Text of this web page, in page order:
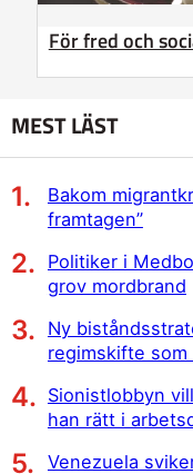
För fred och
MEST LÄST
Bakom
framtagen”
Politiker i
grov mordbrand
Ny
regimskifte som
Sionistlobbyn
han rätt i
Venezuela